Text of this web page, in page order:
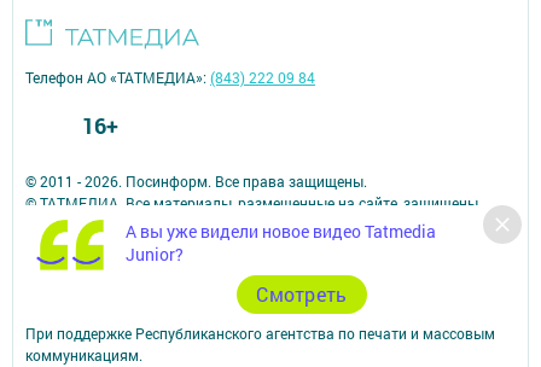
А вы уже видели новое видео Tatmedia
Junior?
Cмотреть
© 2011 - 2026. Посинформ. Все права защищены.
© ТАТМЕДИА. Все материалы, размещенные на сайте, защищены
законом.
Перепечатка, воспроизведение и распространение в любом объеме
информации,
размещенной на сайте, возможна только с письменного согласия
При поддержке Республиканского агентства по печати и массовым
коммуникациям.
Телефон АО «ТАТМЕДИА»:(843) 222 09 84
16+